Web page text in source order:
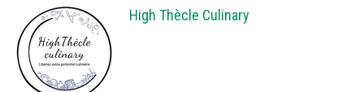
High Thècle Culinary